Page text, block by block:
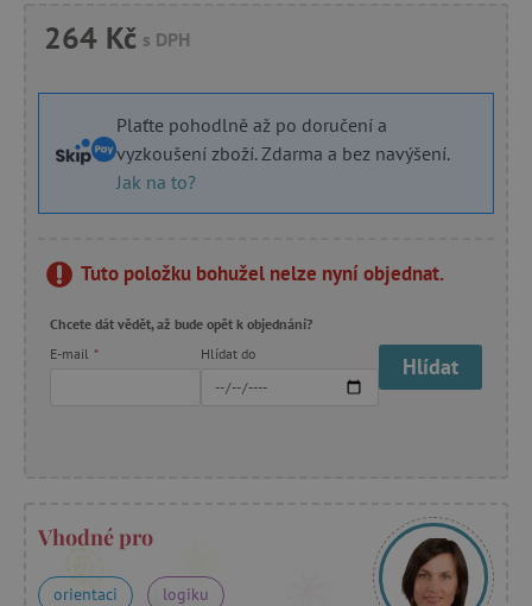
264 Kč s DPH
Plaťte pohodlně až po doručení a
vyzkoušení zboží. Zdarma a bez navýšení.
Jak na to?
Tuto položku bohužel nelze nyní objednat.
Chcete dát vědět, až bude opět k objednání?
E-mail * Hlídat do Hlídat
Vhodné pro
orientaci logiku